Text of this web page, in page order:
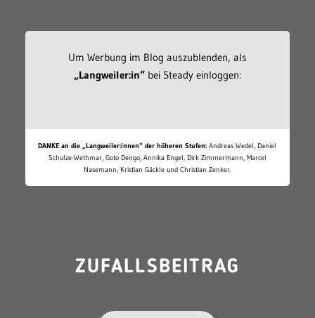
Um Werbung im Blog auszublenden, als
„Langweiler:in“bei Steady einloggen:
DANKE an die „Langweiler:innen“ der höheren Stufen: Andreas Wedel, Daniel
Schulze-Wethmar, Goto Dengo, Annika Engel, Dirk Zimmermann, Marcel
Nasemann, Kristian Gäckle und Christian Zenker.
ZUFALLSBEITRAG